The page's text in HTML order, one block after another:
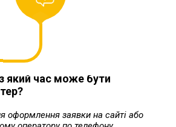
який час може бути
оформлення заявки на сайті або